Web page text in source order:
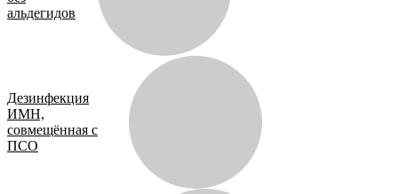
альдегидов
Дезинфекция
ИМН,
совмещённая с
ПСО